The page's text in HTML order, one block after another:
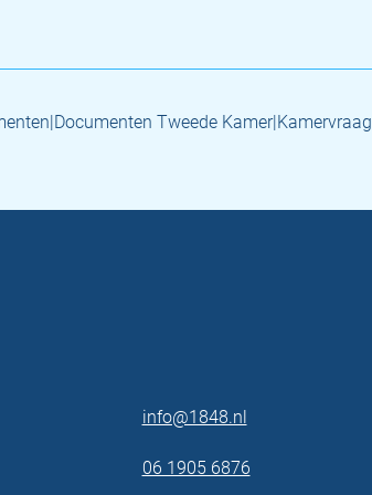
Tweede Kamer|Kamervraag
info@1848.nl
06 1905 6876